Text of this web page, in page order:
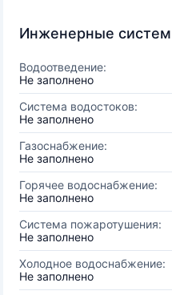
Инженерные
Водоотведение:
Не заполнено
Система водостоков:
Не заполнено
Газоснабжение:
Не заполнено
Горячее водоснабжение:
Не заполнено
Система пожаротушения:
Не заполнено
Холодное водоснабжение:
Не заполнено